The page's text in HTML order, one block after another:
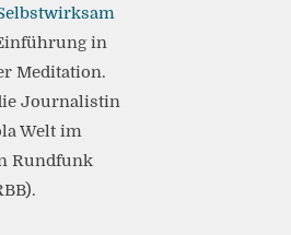
in
Meditation.
Journalistin
Welt im
Rundfunk